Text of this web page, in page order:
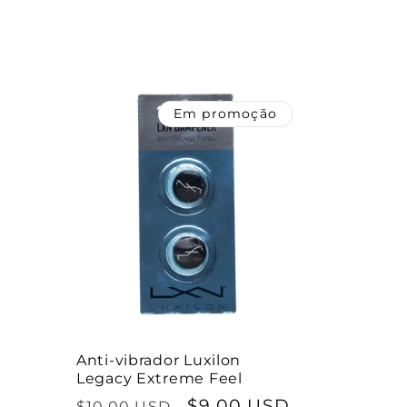
Em promoção
Anti-vibrador Luxilon
Legacy Extreme Feel